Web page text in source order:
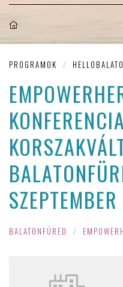
PROGRAMOK /
BALATONFÜRED /